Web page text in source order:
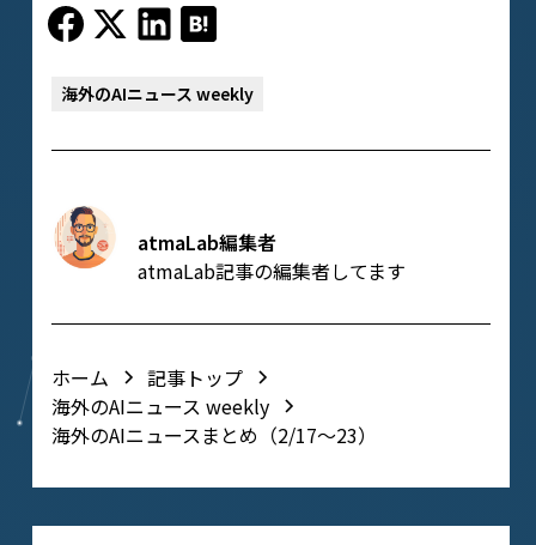
海外のAIニュース weekly
atmaLab編集者
atmaLab記事の編集者してます
ホーム
記事トップ
海外のAIニュース weekly
海外のAIニュースまとめ（2/17〜23）